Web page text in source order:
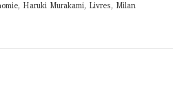
, Haruki Murakami, Livres, Milan